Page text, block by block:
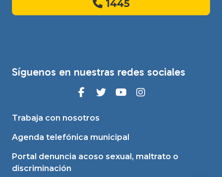
1445
Síguenos en nuestras redes sociales
Trabaja con nosotros
Agenda telefónica municipal
Portal denuncia acoso sexual, maltrato o
discriminación